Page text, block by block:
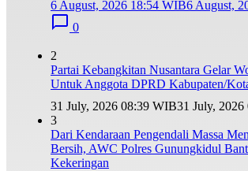
6 August, 2026 18:54 WIB6 August,
0
2
Partai Kebangkitan Nusantara Gelar
Untuk Anggota DPRD Kabupaten/
31 July, 2026 08:39 WIB31 July,
3
Dari Kendaraan Pengendali Massa
Bersih, AWC Polres Gunungkidul
Kekeringan